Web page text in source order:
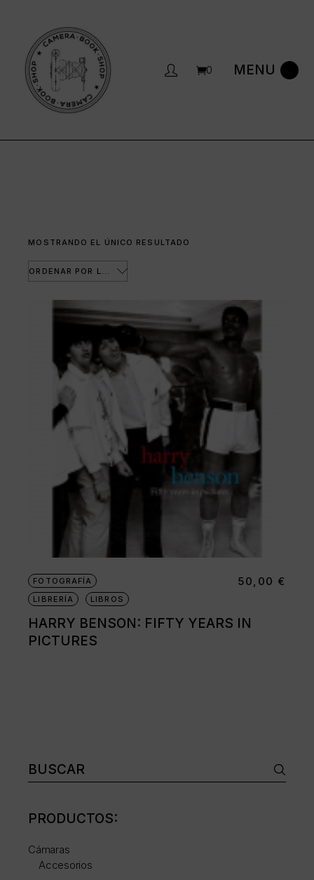
0
MOSTRANDO EL ÚNICO RESULTADO
FOTOGRAFÍA
LIBRERÍA
LIBROS
HARRY BENSON: FIFTY YEARS IN
PICTURES
50,00 €
Buscar:
PRODUCTOS:
Cámaras
Accesorios